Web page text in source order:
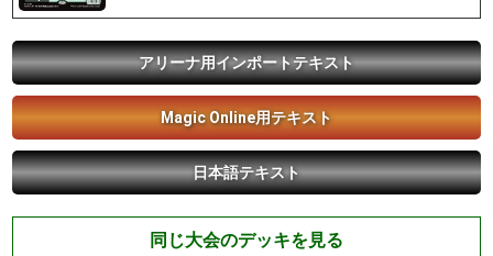
アリーナ用インポートテキスト
Magic Online用テキスト
日本語テキスト
同じ大会のデッキを見る